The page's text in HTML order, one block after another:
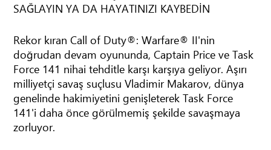
SAĞLAYIN YA DA HAYATINIZI KAYBEDİN
Rekor kıran Call of Duty®: Warfare® II'nin
doğrudan devam oyununda, Captain Price ve Task
Force 141 nihai tehditle karşı karşıya geliyor. Aşırı
milliyetçi savaş suçlusu Vladimir Makarov, dünya
genelinde hakimiyetini genişleterek Task Force
141'i daha önce görülmemiş şekilde savaşmaya
zorluyor.